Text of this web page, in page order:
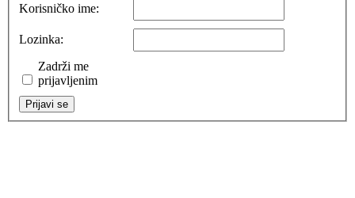
Korisničko ime:
Lozinka:
Zadrži me
prijavljenim
Prijavi se